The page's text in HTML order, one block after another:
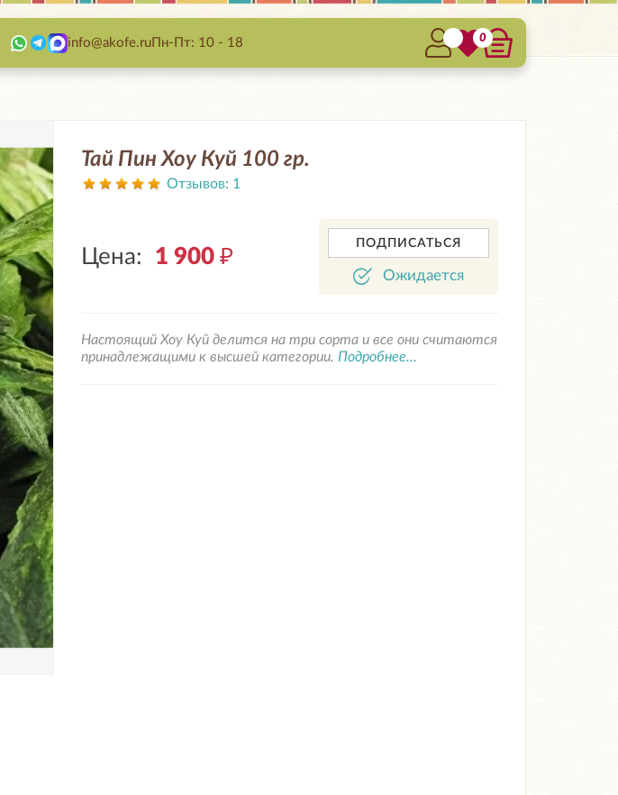
info@akofe.ru Пн-Пт: 10 - 18 0
Тай Пин Хоу Куй 100 гр.
Отзывов: 1
Цена: 1 900 ₽
ПОДПИСАТЬСЯ
Ожидается
Настоящий Хоу Куй делится на три сорта и все они считаются
принадлежащими к высшей категории. Подробнее...